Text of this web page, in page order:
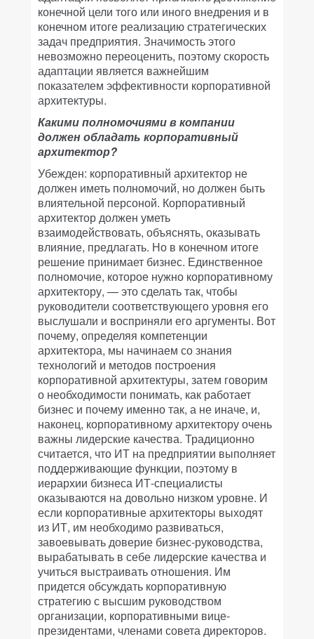
конечной цели того или иного внедрения и в
конечном итоге реализацию стратегических
задач предприятия. Значимость этого
невозможно переоценить, поэтому скорость
адаптации является важнейшим
показателем эффективности корпоративной
архитектуры.
Какими полномочиями в компании
должен обладать корпоративный
архитектор?
Убежден: корпоративный архитектор не
должен иметь полномочий, но должен быть
влиятельной персоной. Корпоративный
архитектор должен уметь
взаимодействовать, объяснять, оказывать
влияние, предлагать. Но в конечном итоге
решение принимает бизнес. Единственное
полномочие, которое нужно корпоративному
архитектору, — это сделать так, чтобы
руководители соответствующего уровня его
выслушали и восприняли его аргументы. Вот
почему, определяя компетенции
архитектора, мы начинаем со знания
технологий и методов построения
корпоративной архитектуры, затем говорим
о необходимости понимать, как работает
бизнес и почему именно так, а не иначе, и,
наконец, корпоративному архитектору очень
важны лидерские качества. Традиционно
считается, что ИТ на предприятии выполняет
поддерживающие функции, поэтому в
иерархии бизнеса ИТ-специалисты
оказываются на довольно низком уровне. И
если корпоративные архитекторы выходят
из ИТ, им необходимо развиваться,
завоевывать доверие бизнес-руководства,
вырабатывать в себе лидерские качества и
учиться выстраивать отношения. Им
придется обсуждать корпоративную
стратегию с высшим руководством
организации, корпоративными вице-
президентами, членами совета директоров.